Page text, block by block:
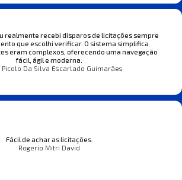
realmente recebi disparos de licitações sempre
que escolhi verificar. O sistema simplifica
eram complexos, oferecendo uma navegação
fácil, ágil e moderna.
Da Silva Escarlado Guimarães
Fácil de achar as licitações.
Rogerio Mitri David